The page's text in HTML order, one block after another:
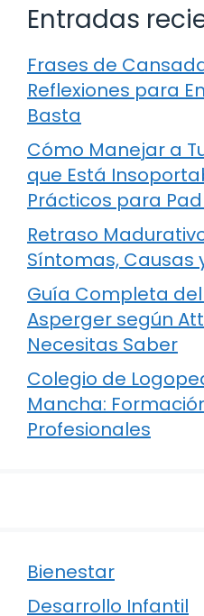
Entradas
Frases de
Reflexiones para
Basta
Cómo Manejar a
que Está
Prácticos para
Retraso
Síntomas, Causas
Guía Completa
Asperger según
Necesitas Saber
Colegio de
Mancha:
Profesionales
Bienestar
Desarrollo Infantil